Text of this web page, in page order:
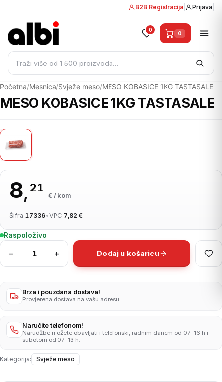
B2B Registracija Prijava
Pretraži:
0 0
Početna/Mesnica/Svježe meso/MESO KOBASICE 1KG TASTASALE
MESO KOBASICE 1KG TASTASALE
8, 21
€ / kom
Šifra 17336•VPC 7,82 €
Raspoloživo
−
MESO
KOBASICE
TASTASALE
količina
+ Dodaj u košaricu
Brza i pouzdana dostava!
Provjerena dostava na vašu adresu.
Naručite telefonom!
Narudžbe možete obavljati i telefonski, radnim danom od 07–16 h i
subotom od 07–13 h.
Kategorija: Svježe meso